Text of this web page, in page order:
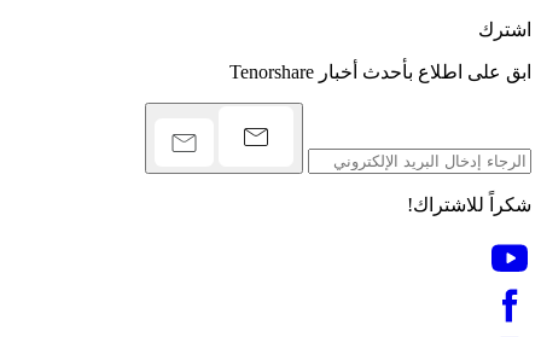
اشترك
ابق على اطلاع بأحدث أخبار Tenorshare
شكراً للاشتراك!